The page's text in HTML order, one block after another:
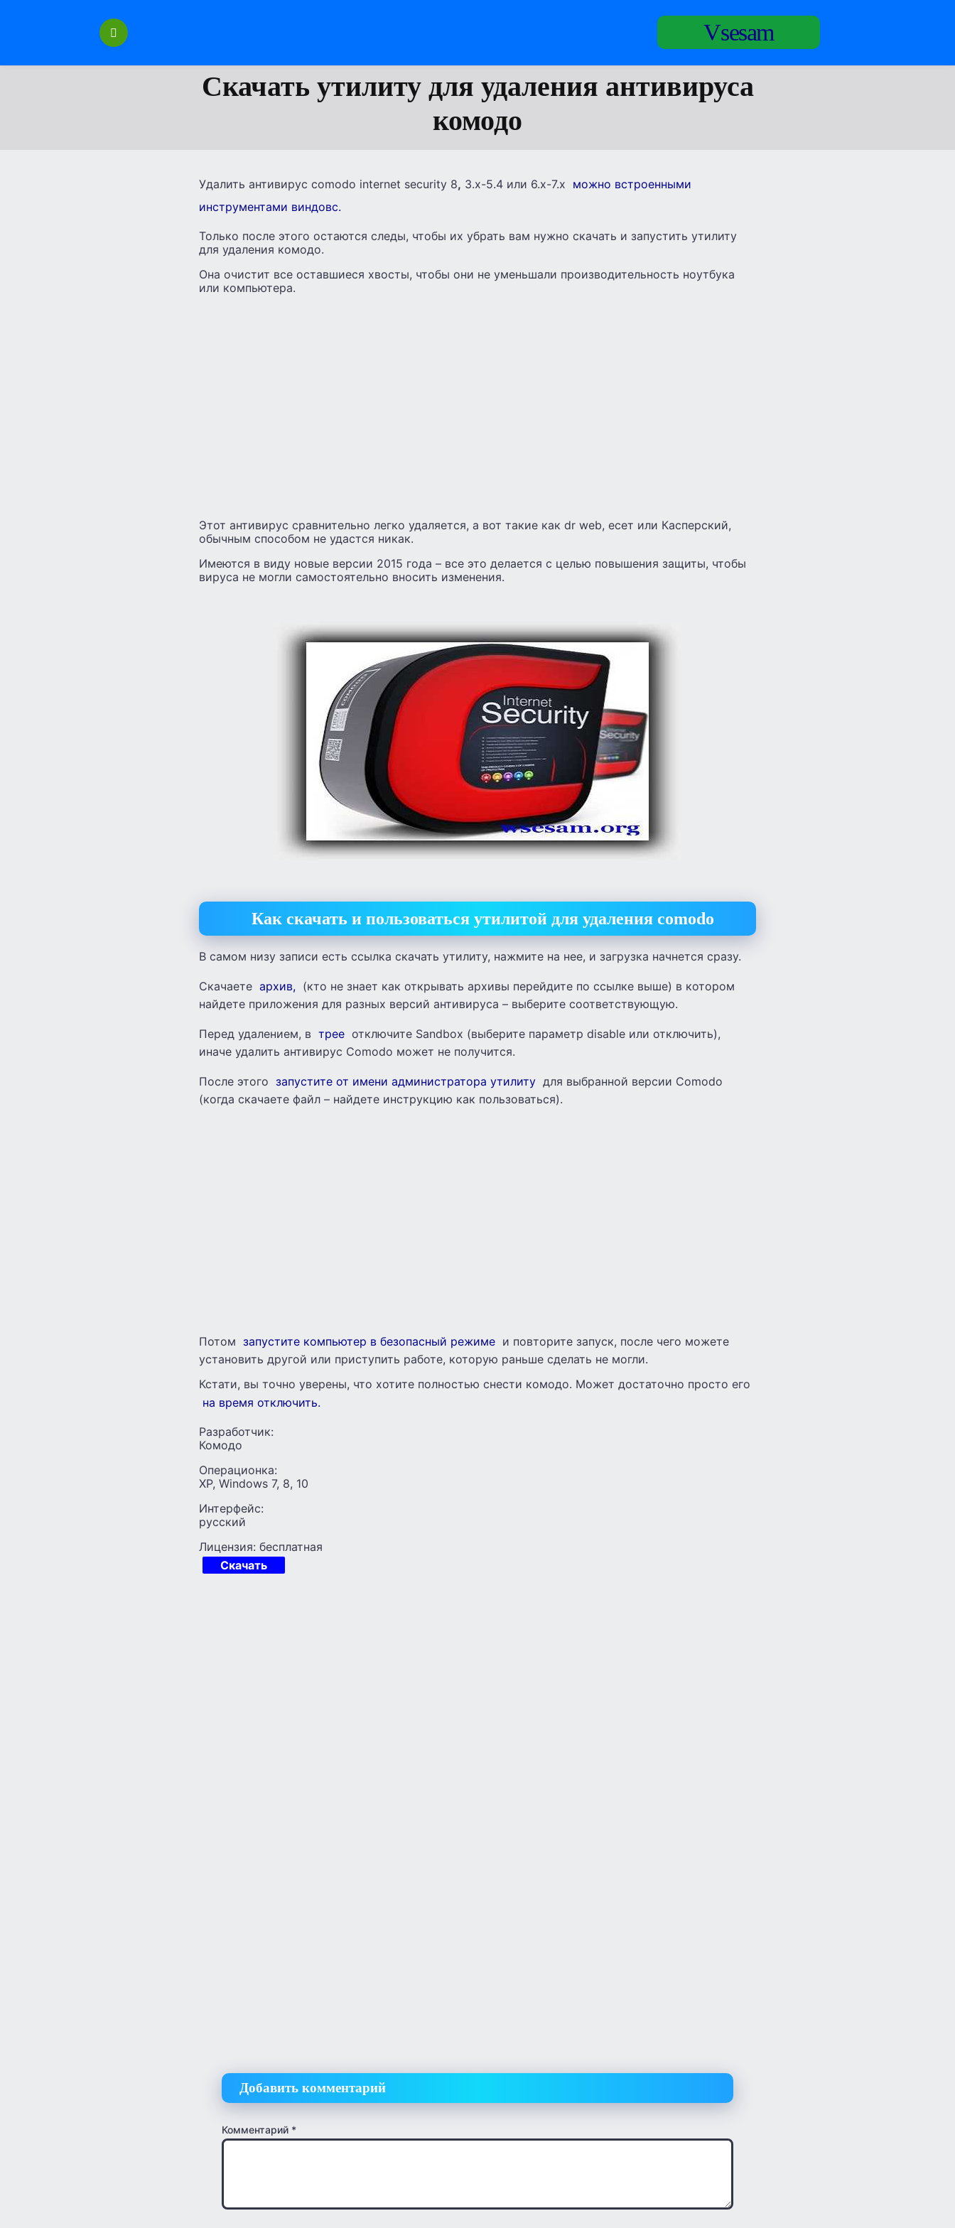
Vsesam
Скачать утилиту для удаления антивируса
комодо
Удалить антивирус comodo internet security 8, 3.x-5.4 или 6.x-7.x можно встроенными
инструментами виндовс.
Только после этого остаются следы, чтобы их убрать вам нужно скачать и запустить утилиту
для удаления комодо.
Она очистит все оставшиеся хвосты, чтобы они не уменьшали производительность ноутбука
или компьютера.
Этот антивирус сравнительно легко удаляется, а вот такие как dr web, есет или Касперский,
обычным способом не удастся никак.
Имеются в виду новые версии 2015 года – все это делается с целью повышения защиты, чтобы
вируса не могли самостоятельно вносить изменения.
Как скачать и пользоваться утилитой для удаления comodo
В самом низу записи есть ссылка скачать утилиту, нажмите на нее, и загрузка начнется сразу.
Скачаете архив, (кто не знает как открывать архивы перейдите по ссылке выше) в котором
найдете приложения для разных версий антивируса – выберите соответствующую.
Перед удалением, в трее отключите Sandbox (выберите параметр disable или отключить),
иначе удалить антивирус Comodo может не получится.
После этого запустите от имени администратора утилиту для выбранной версии Comodo
(когда скачаете файл – найдете инструкцию как пользоваться).
Потом запустите компьютер в безопасный режиме и повторите запуск, после чего можете
установить другой или приступить работе, которую раньше сделать не могли.
Кстати, вы точно уверены, что хотите полностью снести комодо. Может достаточно просто его
на время отключить.
Разработчик:
Комодо
Операционка:
XP, Windows 7, 8, 10
Интерфейс:
русский
Лицензия: бесплатная
Скачать
Добавить комментарий
Комментарий *